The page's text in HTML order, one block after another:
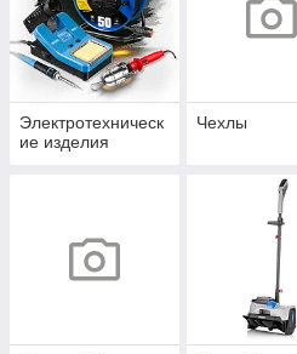
Электротехническ
ие изделия
Чехлы